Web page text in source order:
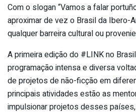
Com o slogan “Vamos a falar
aproximar de vez o Brasil da Ibero-
qualquer barreira cultural ou
A primeira edição do #LINK no
programação intensa e diversa
de projetos de não-ficção em
principais atividades estão as
impulsionar projetos desses